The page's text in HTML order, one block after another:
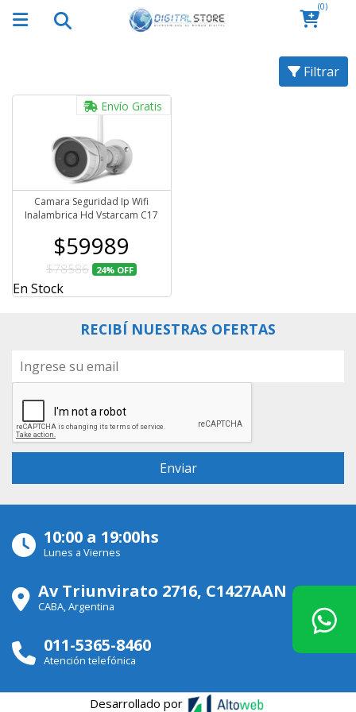
(0)
Filtrar
Camara Seguridad Ip Wifi
Inalambrica Hd Vstarcam C17
Envío Gratis
$59989
$78586 24% OFF
En Stock
RECIBÍ NUESTRAS OFERTAS
10:00 a 19:00hs
Lunes a Viernes
Av Triunvirato 2716, C1427AAN
CABA, Argentina
011-5365-8460
Atención telefónica
Desarrollado por